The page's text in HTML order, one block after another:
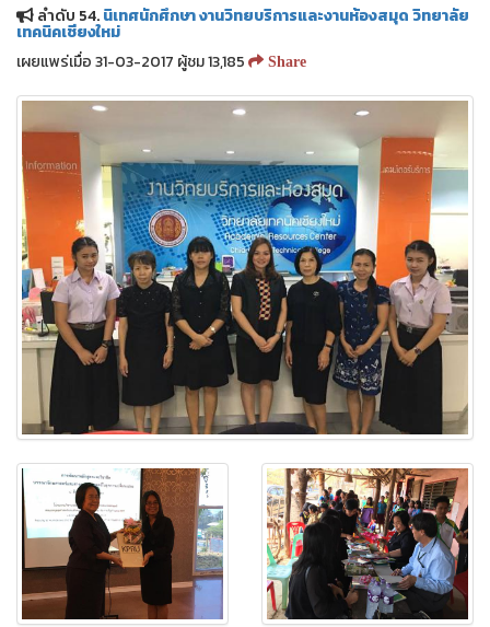
ลำดับ 54.นิเทศนักศึกษา งานวิทยบริการและงานห้องสมุด วิทยาลัย
เทคนิคเชียงใหม่
เผยแพร่เมื่อ 31-03-2017 ผู้ชม 13,185
Share